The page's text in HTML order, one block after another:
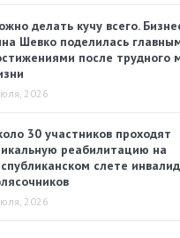
делать кучу всего.
Шевко поделилась
после трудного
2026
30 участников проходят
реабилитацию на
слете
2026